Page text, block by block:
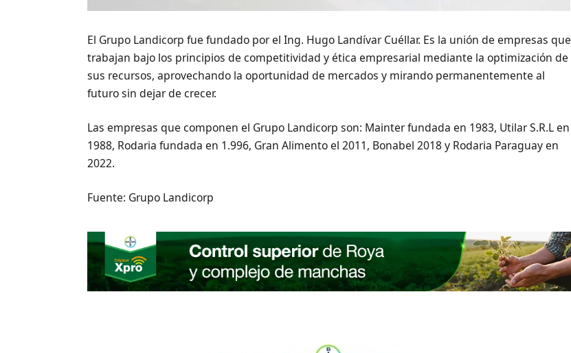
El Grupo Landicorp fue fundado por el Ing. Hugo Landívar Cuéllar. Es la unión de empresas que
trabajan bajo los principios de competitividad y ética empresarial mediante la optimización de
sus recursos, aprovechando la oportunidad de mercados y mirando permanentemente al
futuro sin dejar de crecer.
Las empresas que componen el Grupo Landicorp son: Mainter fundada en 1983, Utilar S.R.L en
1988, Rodaria fundada en 1.996, Gran Alimento el 2011, Bonabel 2018 y Rodaria Paraguay en
2022.
Fuente: Grupo Landicorp